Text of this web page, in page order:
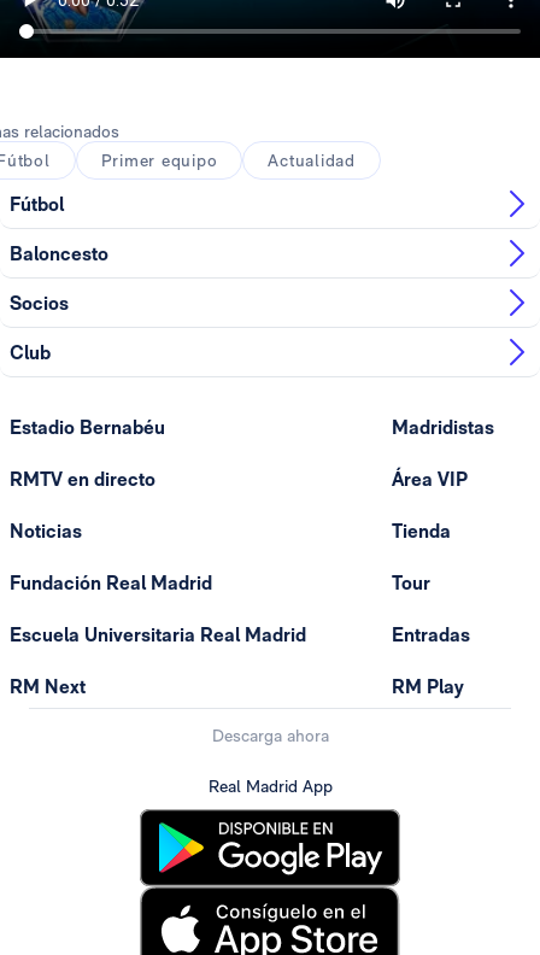
relacionados
Primer equipo Actualidad
Fútbol
Baloncesto
Socios
Club
Estadio Bernabéu
RMTV en directo
Noticias
Fundación Real Madrid
Escuela Universitaria Real Madrid
RM Next
Madridistas
Área VIP
Tienda
Tour
Entradas
RM Play
Descarga ahora
Real Madrid App